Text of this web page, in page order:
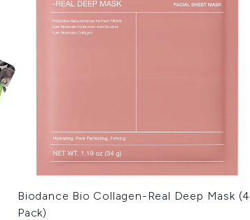
Biodance Bio Collagen-Real Deep Mask (4
Pack)